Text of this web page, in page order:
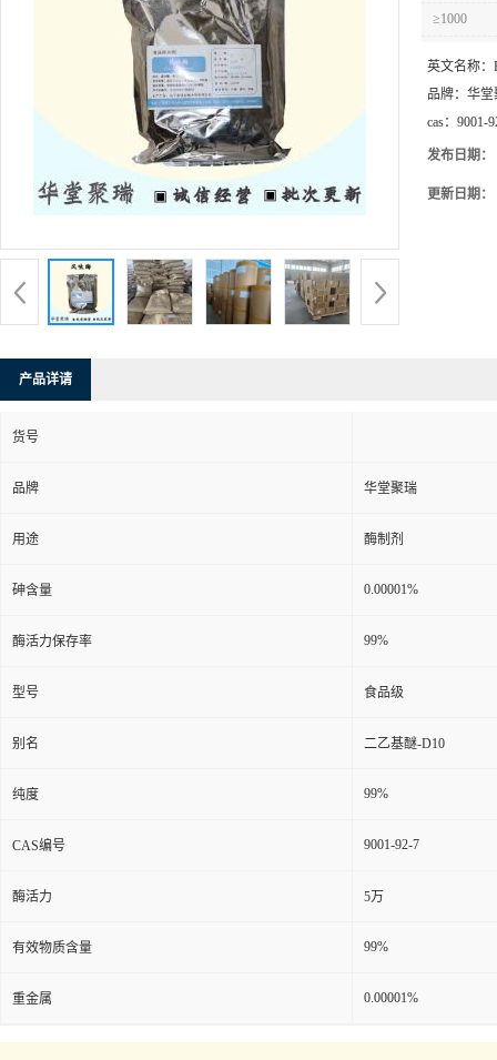
≥1000
英文名称：
品牌： 华堂
cas： 9001-
发布日期：
更新日期：
产品详请
货号
品牌 华堂聚瑞
用途 酶制剂
砷含量 0.00001%
酶活力保存率 99%
型号 食品级
别名 二乙基醚-D10
纯度 99%
CAS编号 9001-92-7
酶活力 5万
有效物质含量 99%
重金属 0.00001%